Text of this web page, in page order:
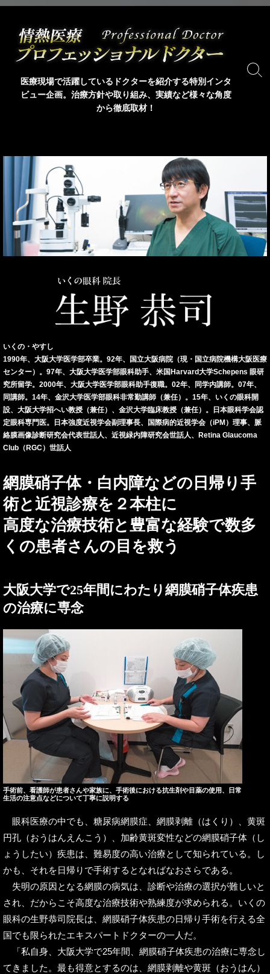
医療現場で活躍しているドクターを紹介する特別インタ
ビュー企画。治療方針や取り組み、実績など様々な角度
から徹底取材！
検
いくの・やすし
1990年、大阪大学医学部卒業。92年、国立大阪病院（現・国立病院機構大阪医療
センター）。97年、大阪大学医学部眼科助手、米国Harvard大学Schepens 眼研
究所留学。2000年、大阪大学医学部眼科助手復職。02年、同学内講師。07年、
同講師。14年、金沢大学医学部眼科非常勤講師（兼任）。15年、いくの眼科開
設、大阪大学招へい教授（兼任）、金沢大学臨床教授（兼任）。日本眼科学会認
定眼科専門医。日本強度近視学会副理事長、国際病的近視学会（iPM）理事、脈
絡膜画像診断研究会代表世話人、近視緑内障研究会世話人、Retina Glaucoma
Club（RGC）世話人
網膜硝子体・白内障などの日帰り手
術と近視診療を２本柱に
高度な治療技術と豊富な経験で数多
くの患者さんの目を救う
大阪大学で25年間にわたり網膜硝子体疾患
の治療に専念
手術前、看護師が患者さんや家族に、手術後における抗生剤や目薬の使用、日常
生活の注意点などについて丁寧に説明する
眼科医療の中でも、糖尿病網膜症、網膜剥離（はくり）、黄斑
円孔（おうはんえんこう）、加齢黄斑変性などの網膜硝子体（し
ょうしたい）疾患は、難易度の高い治療として知られている。し
かも、それを日帰りで手術するとなればなおさらである。
失明の原因となる網膜の病気は、診断や治療の選択が難しいと
され、だからこそ高度な治療技術や熟練度が求められる。いくの
眼科の生野恭司院長は、網膜硝子体疾患の日帰り手術を行える全
国でも限られたエキスパートドクターの一人だ。
「私自身、大阪大学で25年間、網膜硝子体疾患の治療に専念し
てきました。最も得意とするのは、網膜剥離や黄斑（おうはん）